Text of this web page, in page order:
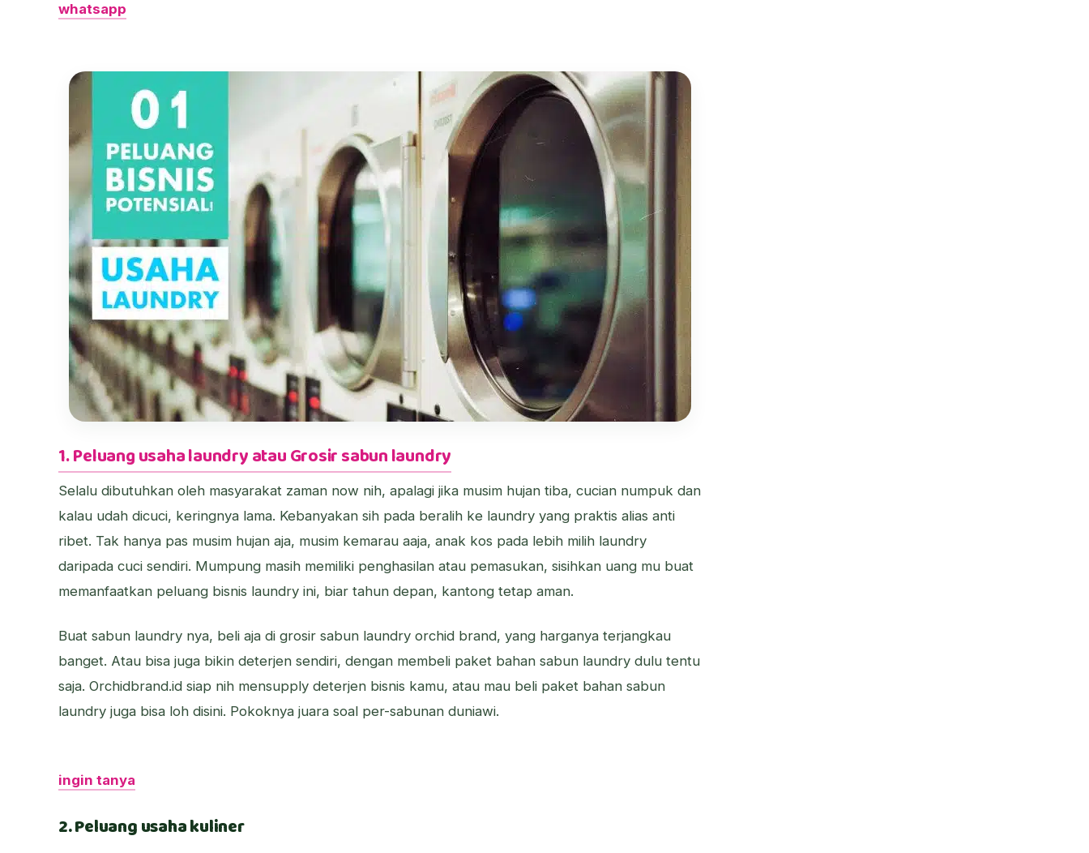
whatsapp
1. Peluang usaha laundry atau Grosir sabun laundry
Selalu dibutuhkan oleh masyarakat zaman now nih, apalagi jika musim hujan tiba, cucian numpuk dan
kalau udah dicuci, keringnya lama. Kebanyakan sih pada beralih ke laundry yang praktis alias anti
ribet. Tak hanya pas musim hujan aja, musim kemarau aaja, anak kos pada lebih milih laundry
daripada cuci sendiri. Mumpung masih memiliki penghasilan atau pemasukan, sisihkan uang mu buat
memanfaatkan peluang bisnis laundry ini, biar tahun depan, kantong tetap aman.
Buat sabun laundry nya, beli aja di grosir sabun laundry orchid brand, yang harganya terjangkau
banget. Atau bisa juga bikin deterjen sendiri, dengan membeli paket bahan sabun laundry dulu tentu
saja. Orchidbrand.id siap nih mensupply deterjen bisnis kamu, atau mau beli paket bahan sabun
laundry juga bisa loh disini. Pokoknya juara soal per-sabunan duniawi.
ingin tanya
2. Peluang usaha kuliner